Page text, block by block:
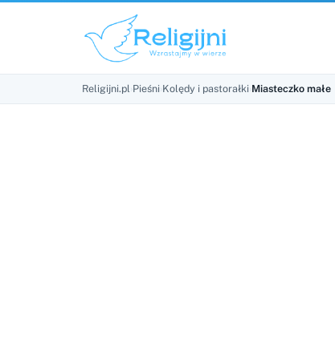
Religijni.pl›Pieśni›Kolędy i pastorałki›Miasteczko małe